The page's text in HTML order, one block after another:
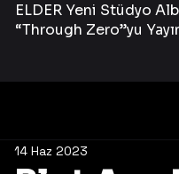
14 Haz 2023
ELDER Yeni Stüdyo
“Through Zero”yu